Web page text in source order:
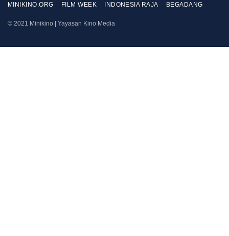
MINIKINO.ORG FILM WEEK INDONESIA RAJA BEGADANG
© 2021 Minikino | Yayasan Kino Media